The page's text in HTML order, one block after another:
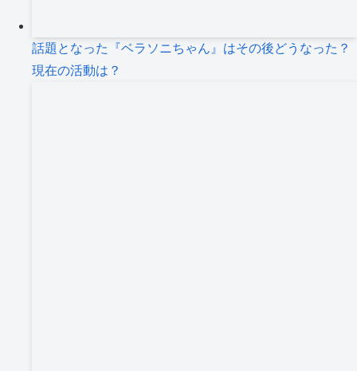
話題となった『ベラソニちゃん』はその後どうなった？
現在の活動は？